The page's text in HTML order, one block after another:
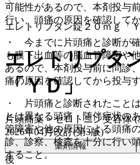
可能性があるので、本剤投与
行い、頭痛の原因を確認して
・ 今までに片頭痛と診断が
も膜下出血等の脳血管障害や
あるので、本剤投与前に問診
痛の原因を確認してから投与す
・ 片頭痛と診断されたこと
とは異なる頭痛・随伴症状の
管障害や他の原因による頭痛
診、診察、検査を十分に行い
すること。
エレトリプタン錠２０ｍｇ「
エレトリプタ
「ＹＤ」
片頭痛薬 > セロトニン受容体
2026年04月改訂(第3版)
薬剤情報
後